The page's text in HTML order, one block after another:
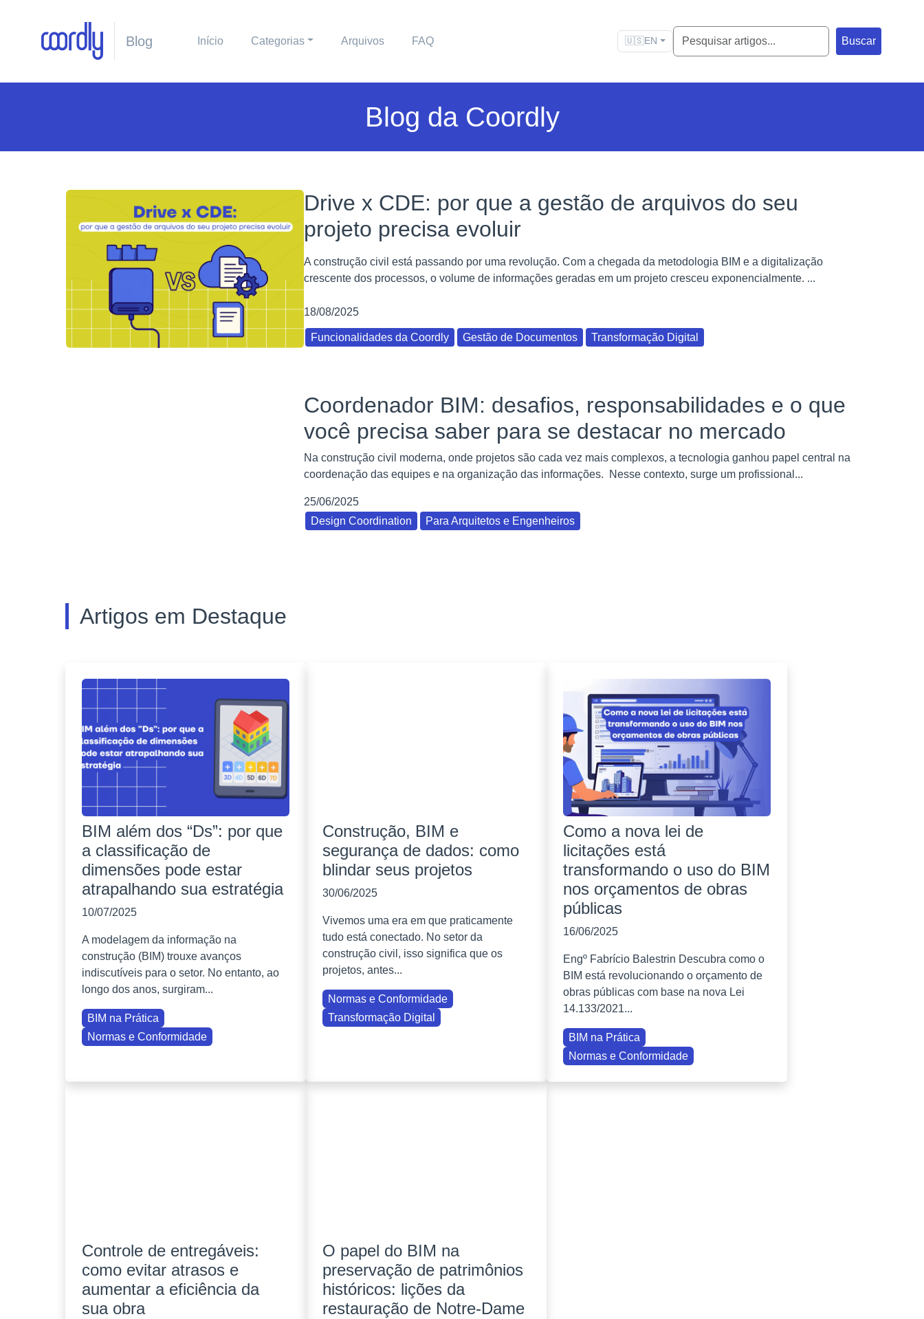
Blog Início Categorias Arquivos FAQ 🇺🇸EN Buscar
Blog da Coordly
Drive x CDE: por que a gestão de arquivos do seu
projeto precisa evoluir
A construção civil está passando por uma revolução. Com a chegada da metodologia BIM e a digitalização
crescente dos processos, o volume de informações geradas em um projeto cresceu exponencialmente. ...
18/08/2025
Funcionalidades da Coordly Gestão de Documentos Transformação Digital
Coordenador BIM: desafios, responsabilidades e o que
você precisa saber para se destacar no mercado
Na construção civil moderna, onde projetos são cada vez mais complexos, a tecnologia ganhou papel central na
coordenação das equipes e na organização das informações. Nesse contexto, surge um profissional...
25/06/2025
Design Coordination
Para Arquitetos e Engenheiros
Artigos em Destaque
BIM além dos “Ds”: por que
a classificação de
dimensões pode estar
atrapalhando sua estratégia
10/07/2025
A modelagem da informação na
construção (BIM) trouxe avanços
indiscutíveis para o setor. No entanto, ao
longo dos anos, surgiram...
BIM na Prática
Normas e Conformidade
Construção, BIM e
segurança de dados: como
blindar seus projetos
30/06/2025
Vivemos uma era em que praticamente
tudo está conectado. No setor da
construção civil, isso significa que os
projetos, antes...
Normas e Conformidade
Transformação Digital
Como a nova lei de
licitações está
transformando o uso do BIM
nos orçamentos de obras
públicas
16/06/2025
Engº Fabrício Balestrin Descubra como o
BIM está revolucionando o orçamento de
obras públicas com base na nova Lei
14.133/2021...
BIM na Prática
Normas e Conformidade
Controle de entregáveis:
como evitar atrasos e
aumentar a eficiência da
sua obra
O papel do BIM na
preservação de patrimônios
históricos: lições da
restauração de Notre-Dame